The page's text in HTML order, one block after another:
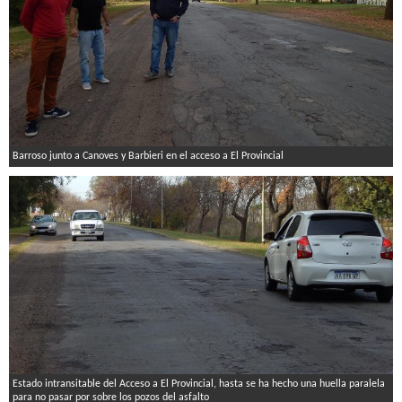
Barroso junto a Canoves y Barbieri en el acceso a El Provincial
Estado intransitable del Acceso a El Provincial, hasta se ha hecho una huella paralela
para no pasar por sobre los pozos del asfalto